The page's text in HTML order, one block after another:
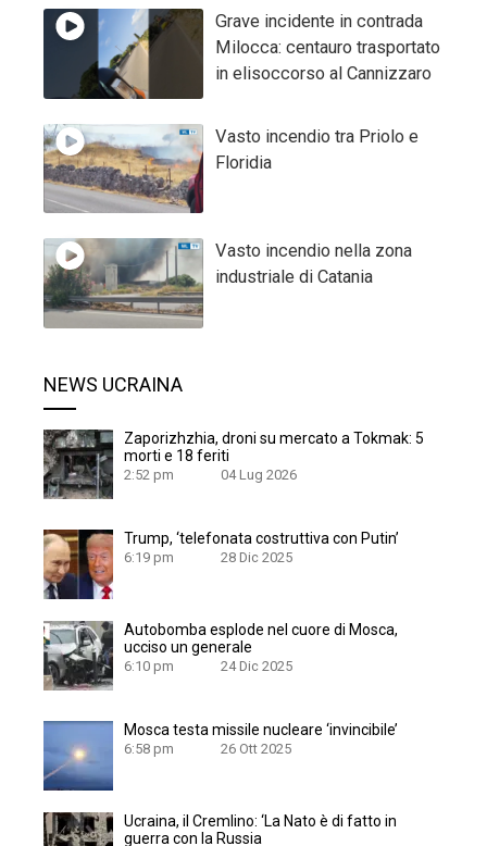
Grave incidente in contrada
Milocca: centauro trasportato
in elisoccorso al Cannizzaro
Vasto incendio tra Priolo e
Floridia
Vasto incendio nella zona
industriale di Catania
NEWS UCRAINA
Zaporizhzhia, droni su mercato a Tokmak: 5
morti e 18 feriti
2:52 pm 04 Lug 2026
Trump, ‘telefonata costruttiva con Putin’
6:19 pm 28 Dic 2025
Autobomba esplode nel cuore di Mosca,
ucciso un generale
6:10 pm 24 Dic 2025
Mosca testa missile nucleare ‘invincibile’
6:58 pm 26 Ott 2025
Ucraina, il Cremlino: ‘La Nato è di fatto in
guerra con la Russia